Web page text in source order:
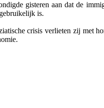
gisteren aan dat de
is.
crisis verlieten zij met